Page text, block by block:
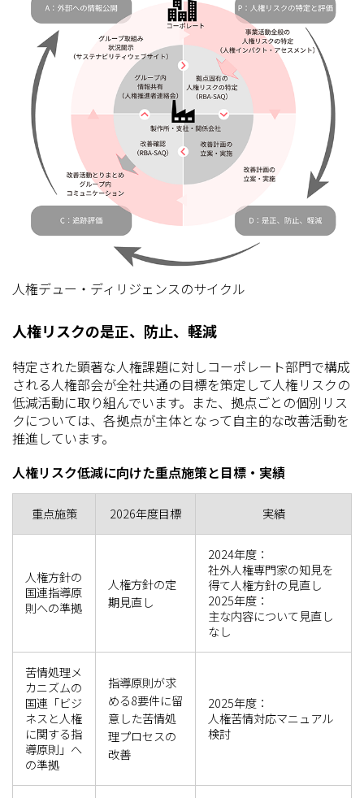
人権デュー・ディリジェンスのサイクル
人権リスクの是正、防止、軽減
特定された顕著な人権課題に対しコーポレート部門で構成
される人権部会が全社共通の目標を策定して人権リスクの
低減活動に取り組んでいます。また、拠点ごとの個別リス
クについては、各拠点が主体となって自主的な改善活動を
推進しています。
人権リスク低減に向けた重点施策と目標・実績
重点施策 2026年度目標 実績
人権方針の
国連指導原
則への準拠
人権方針の定
期見直し
2024年度：
社外人権専門家の知見を
得て人権方針の見直し
2025年度：
主な内容について見直し
なし
苦情処理メ
カニズムの
国連「ビジ
ネスと人権
に関する指
導原則」へ
の準拠
指導原則が求
める8要件に留
意した苦情処
理プロセスの
改善
2025年度：
人権苦情対応マニュアル
検討